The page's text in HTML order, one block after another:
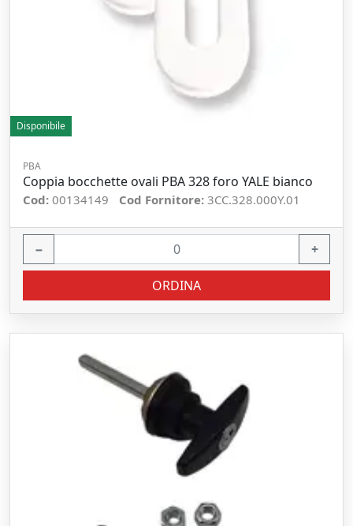
Disponibile
PBA
Coppia bocchette ovali PBA 328 foro YALE bianco
Cod: 00134149 Cod Fornitore: 3CC.328.000Y.01
− +
ORDINA